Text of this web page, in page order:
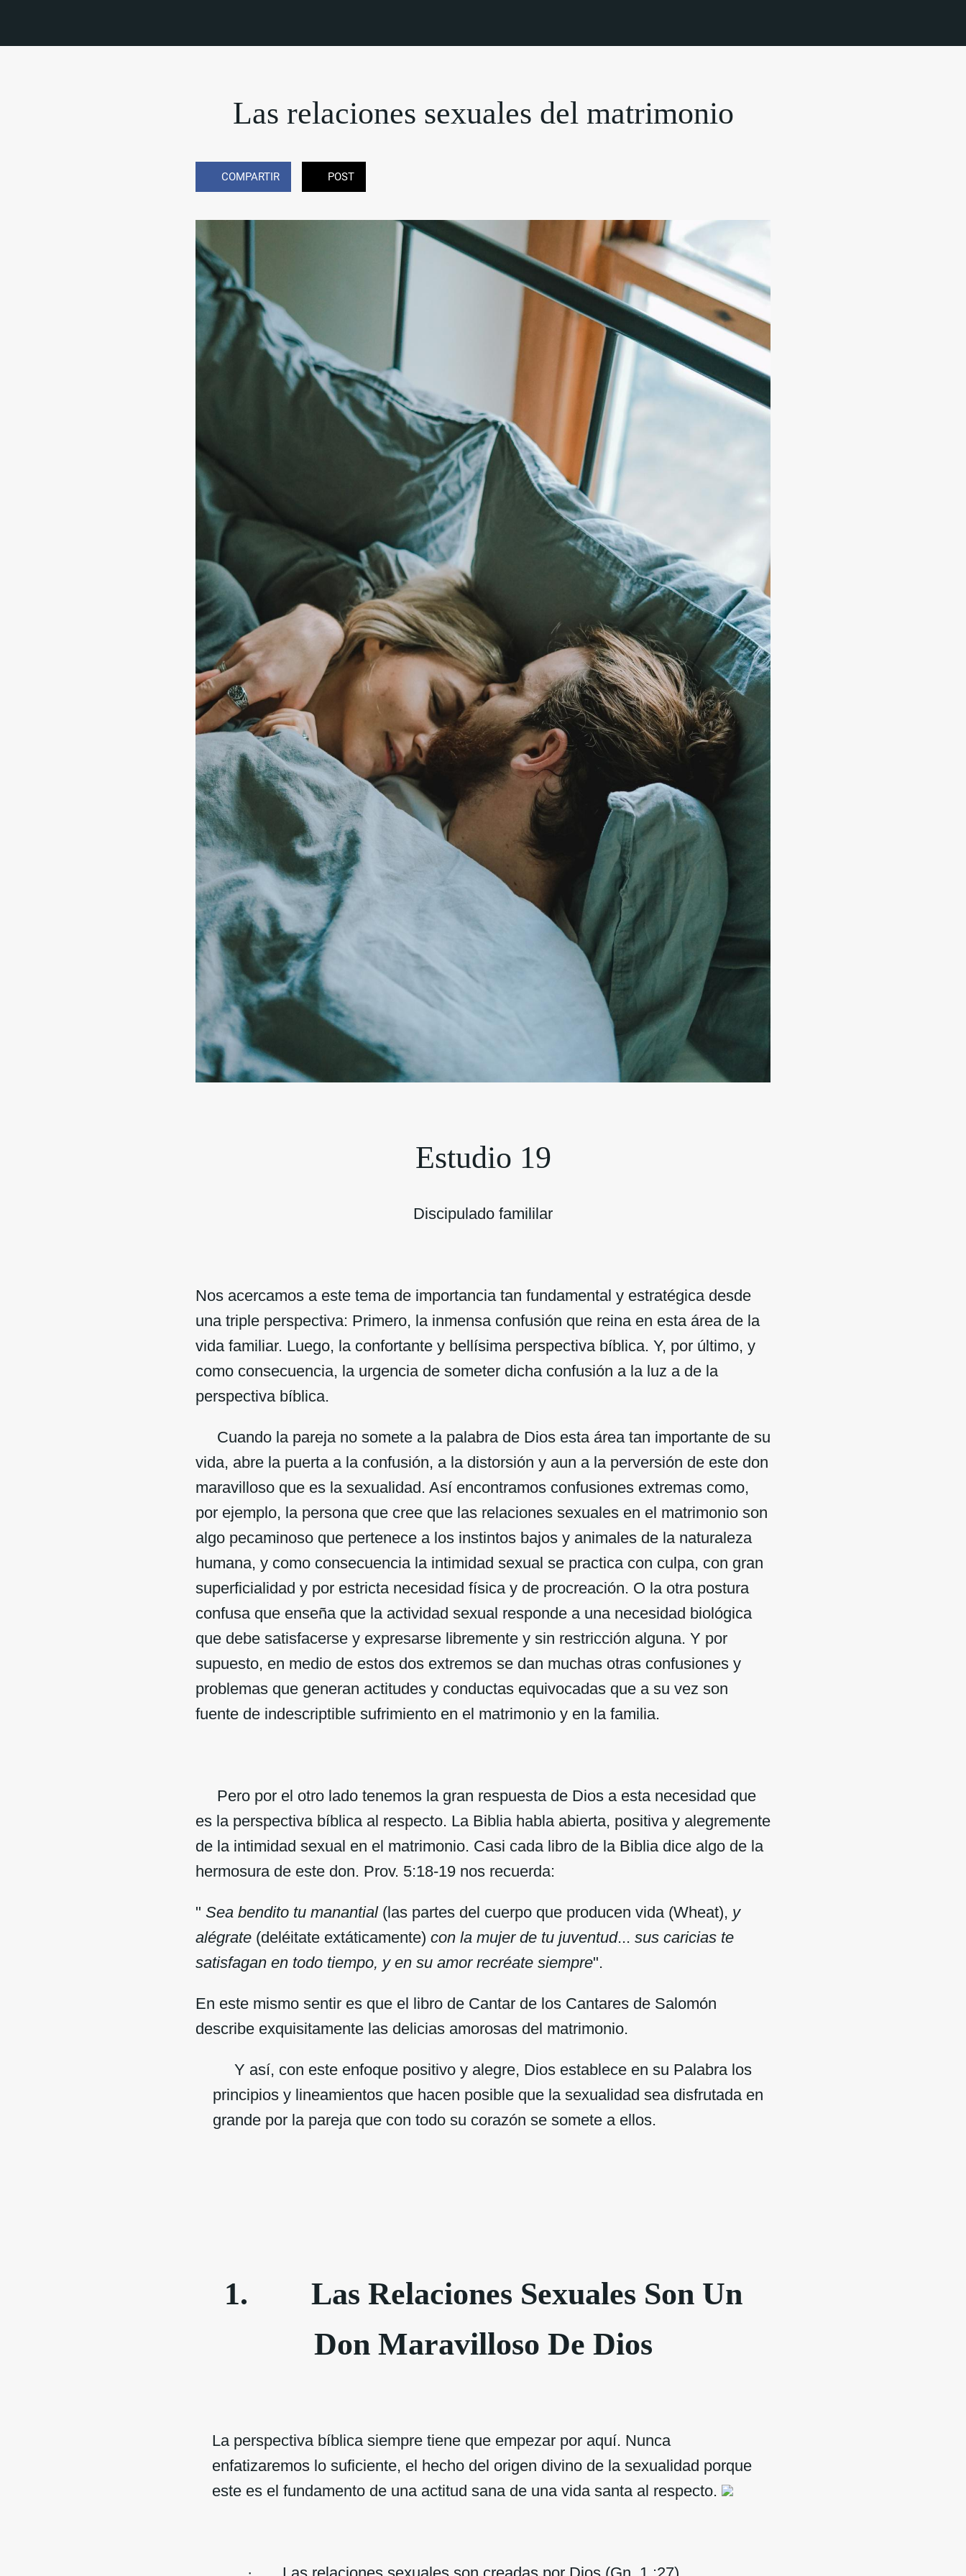
Las relaciones sexuales del matrimonio
COMPARTIR POST
Estudio 19
Discipulado famililar
Nos acercamos a este tema de importancia tan fundamental y estratégica desde
una triple perspectiva: Primero, la inmensa confusión que reina en esta área de la
vida familiar. Luego, la confortante y bellísima perspectiva bíblica. Y, por último, y
como consecuencia, la urgencia de someter dicha confusión a la luz a de la
perspectiva bíblica.
Cuando la pareja no somete a la palabra de Dios esta área tan importante de su
vida, abre la puerta a la confusión, a la distorsión y aun a la perversión de este don
maravilloso que es la sexualidad. Así encontramos confusiones extremas como,
por ejemplo, la persona que cree que las relaciones sexuales en el matrimonio son
algo pecaminoso que pertenece a los instintos bajos y animales de la naturaleza
humana, y como consecuencia la intimidad sexual se practica con culpa, con gran
superficialidad y por estricta necesidad física y de procreación. O la otra postura
confusa que enseña que la actividad sexual responde a una necesidad biológica
que debe satisfacerse y expresarse libremente y sin restricción alguna. Y por
supuesto, en medio de estos dos extremos se dan muchas otras confusiones y
problemas que generan actitudes y conductas equivocadas que a su vez son
fuente de indescriptible sufrimiento en el matrimonio y en la familia.
Pero por el otro lado tenemos la gran respuesta de Dios a esta necesidad que
es la perspectiva bíblica al respecto. La Biblia habla abierta, positiva y alegremente
de la intimidad sexual en el matrimonio. Casi cada libro de la Biblia dice algo de la
hermosura de este don. Prov. 5:18-19 nos recuerda:
" Sea bendito tu manantial(las partes del cuerpo que producen vida (Wheat), y
alégrate (deléitate extáticamente) con la mujer de tu juventud... sus caricias te
satisfagan en todo tiempo, y en su amor recréate siempre".
En este mismo sentir es que el libro de Cantar de los Cantares de Salomón
describe exquisitamente las delicias amorosas del matrimonio.
Y así, con este enfoque positivo y alegre, Dios establece en su Palabra los
principios y lineamientos que hacen posible que la sexualidad sea disfrutada en
grande por la pareja que con todo su corazón se somete a ellos.
1. Las Relaciones Sexuales Son Un
Don Maravilloso De Dios
La perspectiva bíblica siempre tiene que empezar por aquí. Nunca
enfatizaremos lo suficiente, el hecho del origen divino de la sexualidad porque
este es el fundamento de una actitud sana de una vida santa al respecto.